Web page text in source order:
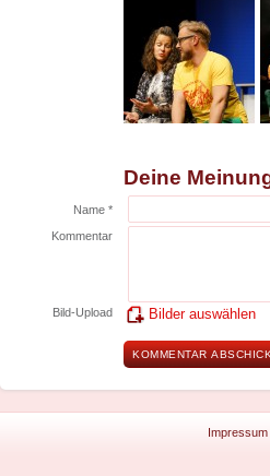
Deine
Name *
Kommentar
Bild-Upload Bilder auswählen
Impressum